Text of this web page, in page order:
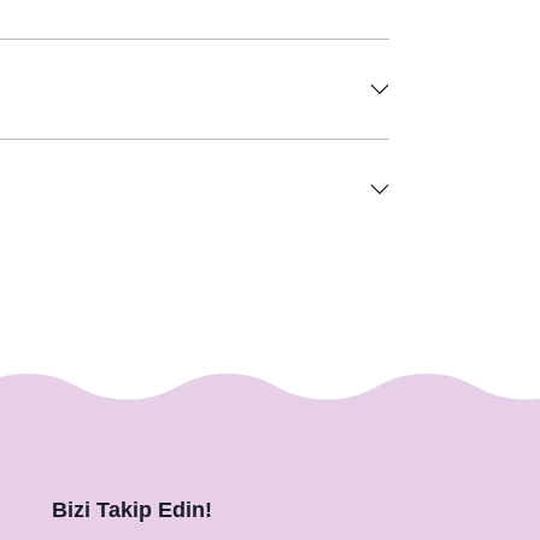
Bizi Takip Edin!